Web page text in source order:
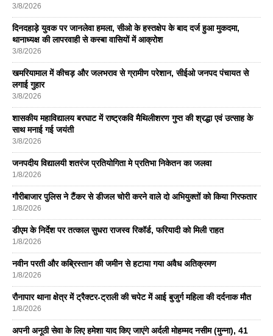
3/8/2026
दिनदहाड़े युवक पर जानलेवा हमला, सीओ के हस्तक्षेप के बाद दर्ज हुआ मुकदमा,
थानाध्यक्ष की लापरवाही से कस्बा वासियों में आक्रोश
3/8/2026
खमरियामाल में कीचड़ और जलभराव से ग्रामीण परेशान, सीईओ जनपद पंचायत से
लगाई गुहार
3/8/2026
शासकीय महाविद्यालय बरघाट में राष्ट्रकवि मैथिलीशरण गुप्त की श्रद्धा एवं उत्साह के
साथ मनाई गई जयंती
3/8/2026
जनपदीय विद्यालयी शतरंज प्रतियोगिता मे प्रतिभा निकेतन का जलवा
1/8/2026
गौरीबाजार पुलिस ने टैंकर से डीजल चोरी करने वाले दो अभियुक्तों को किया गिरफतार
1/8/2026
डीएम के निर्देश पर तत्काल सुधरा राजस्व रिकॉर्ड, फरियादी को मिली राहत
1/8/2026
नवीन परती और कब्रिस्तान की जमीन से हटाया गया अवैध अतिक्रमण
1/8/2026
रौनापार थाना क्षेत्र में ट्रैक्टर-ट्राली की चपेट में आई बुजुर्ग महिला की दर्दनाक मौत
1/8/2026
अपनी अनूठी सेवा के लिए हमेशा याद किए जाएंगे अर्दली मोहम्मद नसीम (मुन्ना), 41